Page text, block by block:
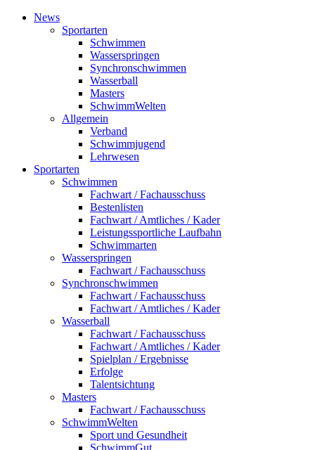
News
Sportarten
Schwimmen
Wasserspringen
Synchronschwimmen
Wasserball
Masters
SchwimmWelten
Allgemein
Verband
Schwimmjugend
Lehrwesen
Sportarten
Schwimmen
Fachwart / Fachausschuss
Bestenlisten
Fachwart / Amtliches / Kader
Leistungssportliche Laufbahn
Schwimmarten
Wasserspringen
Fachwart / Fachausschuss
Synchronschwimmen
Fachwart / Fachausschuss
Fachwart / Amtliches / Kader
Wasserball
Fachwart / Fachausschuss
Fachwart / Amtliches / Kader
Spielplan / Ergebnisse
Erfolge
Talentsichtung
Masters
Fachwart / Fachausschuss
SchwimmWelten
Sport und Gesundheit
SchwimmGut